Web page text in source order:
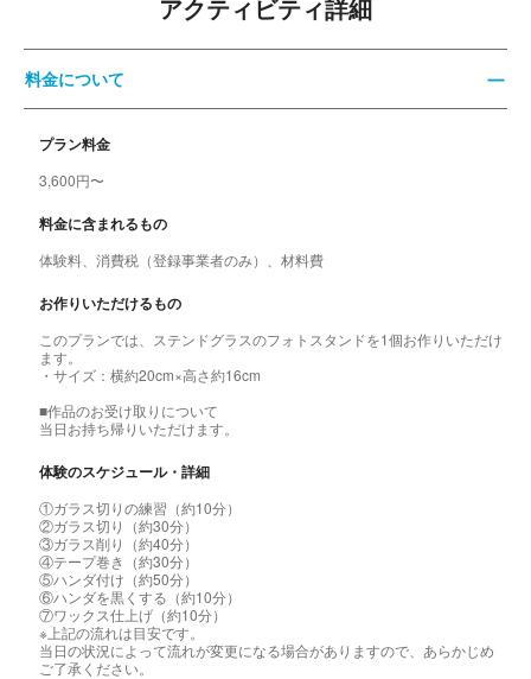
アクティビティ詳細
料金について
プラン料金
3,600円〜
料金に含まれるもの
体験料、消費税（登録事業者のみ）、材料費
お作りいただけるもの
このプランでは、ステンドグラスのフォトスタンドを1個お作りいただけ
ます。
・サイズ：横約20cm×高さ約16cm
■作品のお受け取りについて
当日お持ち帰りいただけます。
体験のスケジュール・詳細
①ガラス切りの練習（約10分）
②ガラス切り（約30分）
③ガラス削り（約40分）
④テープ巻き（約30分）
⑤ハンダ付け（約50分）
⑥ハンダを黒くする（約10分）
⑦ワックス仕上げ（約10分）
※上記の流れは目安です。
当日の状況によって流れが変更になる場合がありますので、あらかじめ
ご了承ください。